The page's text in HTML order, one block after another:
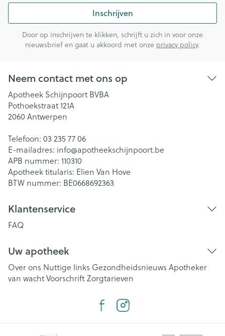
Inschrijven
Door op inschrijven te klikken, schrijft u zich in voor onze
nieuwsbrief en gaat u akkoord met onze privacy policy.
Neem contact met ons op
Apotheek Schijnpoort BVBA
Pothoekstraat 121A
2060 Antwerpen
Telefoon: 03 235 77 06
E-mailadres: info@apotheekschijnpoort.be
APB nummer: 110310
Apotheek titularis: Elien Van Hove
BTW nummer: BE0668692363
Klantenservice
FAQ
Uw apotheek
Over ons Nuttige links Gezondheidsnieuws Apotheker
van wachtVoorschriftZorgtarieven